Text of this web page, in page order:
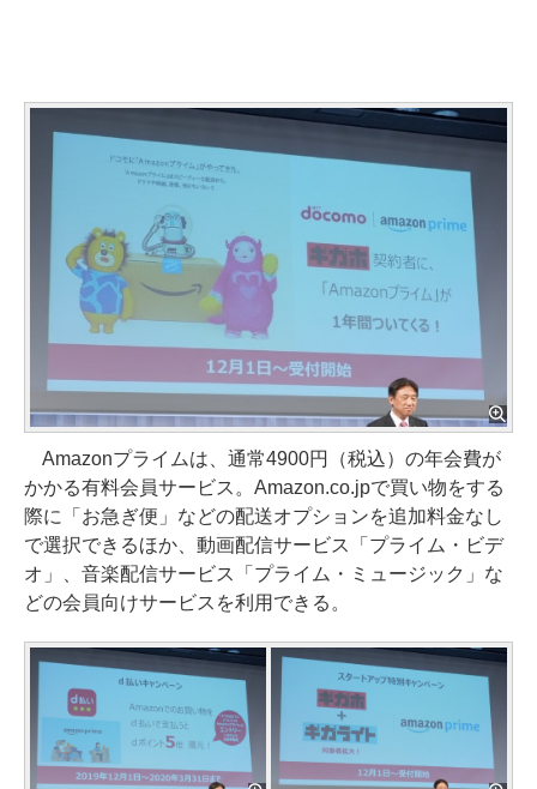
Amazonプライムは、通常4900円（税込）の年会費が
かかる有料会員サービス。Amazon.co.jpで買い物をする
際に「お急ぎ便」などの配送オプションを追加料金なし
で選択できるほか、動画配信サービス「プライム・ビデ
オ」、音楽配信サービス「プライム・ミュージック」な
どの会員向けサービスを利用できる。